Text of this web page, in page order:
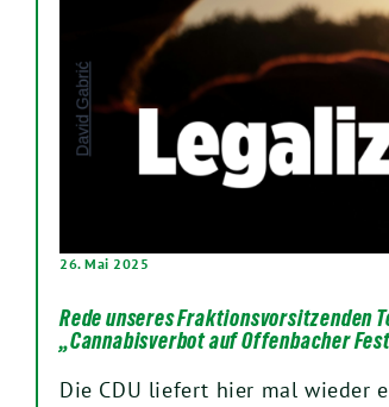
26. Mai 2025
Rede unseres Fraktionsvorsitzenden
„Cannabisverbot auf Offenbacher
Die CDU liefert hier mal wieder